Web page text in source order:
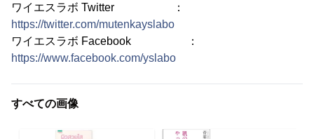
ワイエスラボ Twitter ：
https://twitter.com/mutenkayslabo
ワイエスラボ Facebook ：
https://www.facebook.com/yslabo
すべての画像